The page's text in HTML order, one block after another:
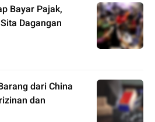
Bayar Pajak,
Dagangan
dari China
dan